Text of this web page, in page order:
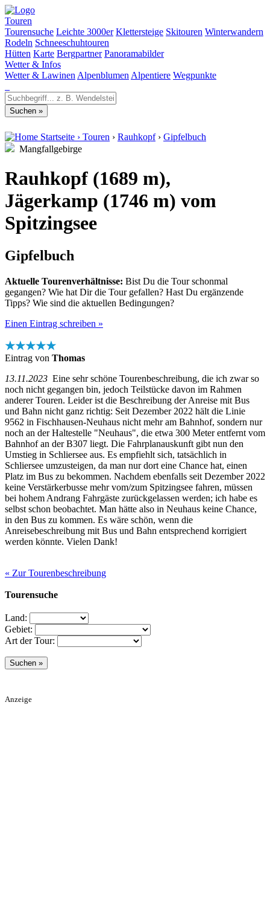
Touren
Tourensuche Leichte 3000er Klettersteige Skitouren Winterwandern
Rodeln Schneeschuhtouren
Hütten Karte Bergpartner Panoramabilder
Wetter & Infos
Wetter & Lawinen Alpenblumen Alpentiere Wegpunkte
Startseite › Touren › Rauhkopf › Gipfelbuch
Mangfallgebirge
Rauhkopf (1689 m),
Jägerkamp (1746 m) vom
Spitzingsee
Gipfelbuch
Aktuelle Tourenverhältnisse: Bist Du die Tour schonmal
gegangen? Wie hat Dir die Tour gefallen? Hast Du ergänzende
Tipps? Wie sind die aktuellen Bedingungen?
Einen Eintrag schreiben »
★★★★★
Eintrag von Thomas
13.11.2023 Eine sehr schöne Tourenbeschreibung, die ich zwar so
noch nicht gegangen bin, jedoch Teilstücke davon im Rahmen
anderer Touren. Leider ist die Beschreibung der Anreise mit Bus
und Bahn nicht ganz richtig: Seit Dezember 2022 hält die Linie
9562 in Fischhausen-Neuhaus nicht mehr am Bahnhof, sondern nur
noch an der Haltestelle "Neuhaus", die etwa 300 Meter entfernt vom
Bahnhof an der B307 liegt. Die Fahrplanauskunft gibt nun den
Umstieg in Schliersee aus. Es empfiehlt sich, tatsächlich in
Schliersee umzusteigen, da man nur dort eine Chance hat, einen
Platz im Bus zu bekommen. Nachdem ebenfalls seit Dezember 2022
keine Verstärkerbusse mehr vom/zum Spitzingsee fahren, müssen
bei hohem Andrang Fahrgäste zurückgelassen werden; ich habe es
selbst schon beobachtet. Man hätte also in Neuhaus keine Chance,
in den Bus zu kommen. Es wäre schön, wenn die
Anreisebeschreibung mit Bus und Bahn entsprechend korrigiert
werden könnte. Vielen Dank!
« Zur Tourenbeschreibung
Tourensuche
Land:
Gebiet:
Art der Tour:
Anzeige